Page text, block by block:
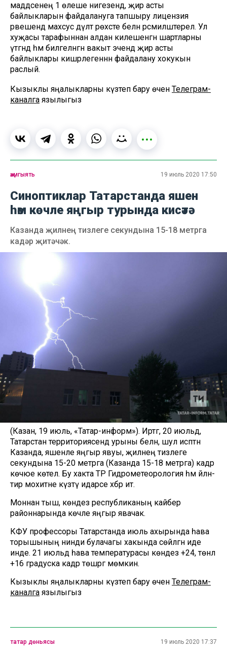
маддәсенең 1 өлеше нигезендә, җир асты
байлыкларын файдалануга тапшыру лицензия
рәвешендә махсус дәүләт рөхсәте белән рәсмиләштерелә. Ул
хуҗасы тарафыннан алдан килешенгән шартларны
үтәгәндә һәм билгеләнгән вакыт эчендә җир асты
байлыклары кишәрлегеннән файдалану хокукын
раслый.
Кызыклы яңалыкларны күзәтеп бару өчен Телеграм-
каналга язылыгыз
җәмгыять 19 июль 2020 17:50
Синоптиклар Татарстанда яшен
һәм көчле яңгыр турында кисәтә
Казанда җилнең тизлеге секундына 15-18 метрга
кадәр җитәчәк.
(Казан, 19 июль, «Татар-информ»). Иртәгә, 20 июльдә,
Татарстан территориясендә урыны белән, шул исәптән
Казанда, яшенле яңгыр явуы, җилнең тизлеге
секундына 15-20 метрга (Казанда 15-18 метрга) кадәр
көчәюе көтелә. Бу хакта ТР Гидрометеорология һәм әйләнә-
тирә мохитне күзәтү идарәсе хәбәр итә.
Моннан тыш, көндез республиканың кайбер
районнарында көчле яңгыр явачак.
КФУ профессоры Татарстанда июль ахырында һава
торышының нинди булачагы хакында сөйләгән иде
инде. 21 июльдә һава температурасы көндез +24, төнлә
+16 градуска кадәр төшәргә мөмкин.
Кызыклы яңалыкларны күзәтеп бару өчен Телеграм-
каналга язылыгыз
татар дөньясы 19 июль 2020 17:37